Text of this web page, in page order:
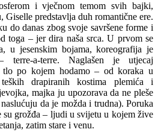
i vječnom temom svih bajki,
Giselle predstavlja duh romantične ere.
do danas zbog svoje savršene forme i
toga – jer dira naša srca. U prvom se
u jesenskim bojama, koreografija je
terre-a-terre. Naglašen je utjecaj
tlo po kojem hodamo – od koraka u
drapiranih kostima plemića i
majka ju upozorava da ne pleše
da je možda i trudna). Poruka
su grožđa – ljudi u svijetu u kojem žive
zatim stare i venu.